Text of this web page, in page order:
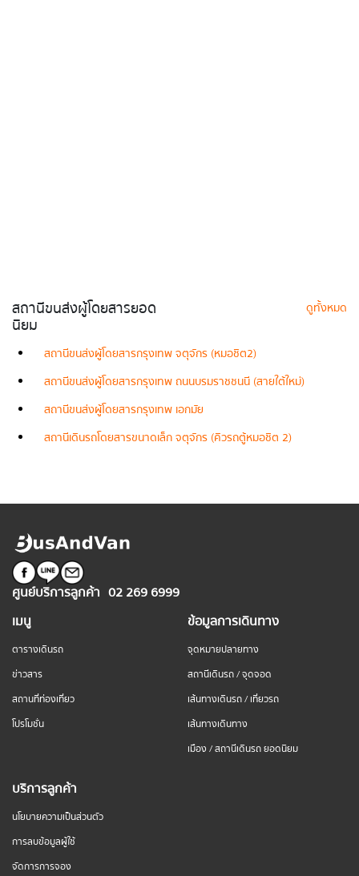
สถานีขนส่งผู้โดยสารยอด
นิยม
ดูทั้งหมด
สถานีขนส่งผู้โดยสารกรุงเทพ จตุจักร (หมอชิต2)
สถานีขนส่งผู้โดยสารกรุงเทพ ถนนบรมราชชนนี (สายใต้ใหม่)
สถานีขนส่งผู้โดยสารกรุงเทพ เอกมัย
สถานีเดินรถโดยสารขนาดเล็ก จตุจักร (คิวรถตู้หมอชิต 2)
ศูนย์บริการลูกค้า 02 269 6999
เมนู
ตารางเดินรถ
ข่าวสาร
สถานที่ท่องเที่ยว
โปรโมชั่น
ข้อมูลการเดินทาง
จุดหมายปลายทาง
สถานีเดินรถ / จุดจอด
เส้นทางเดินรถ / เที่ยวรถ
เส้นทางเดินทาง
เมือง / สถานีเดินรถ ยอดนิยม
บริการลูกค้า
นโยบายความเป็นส่วนตัว
การลบข้อมูลผู้ใช้
จัดการการจอง